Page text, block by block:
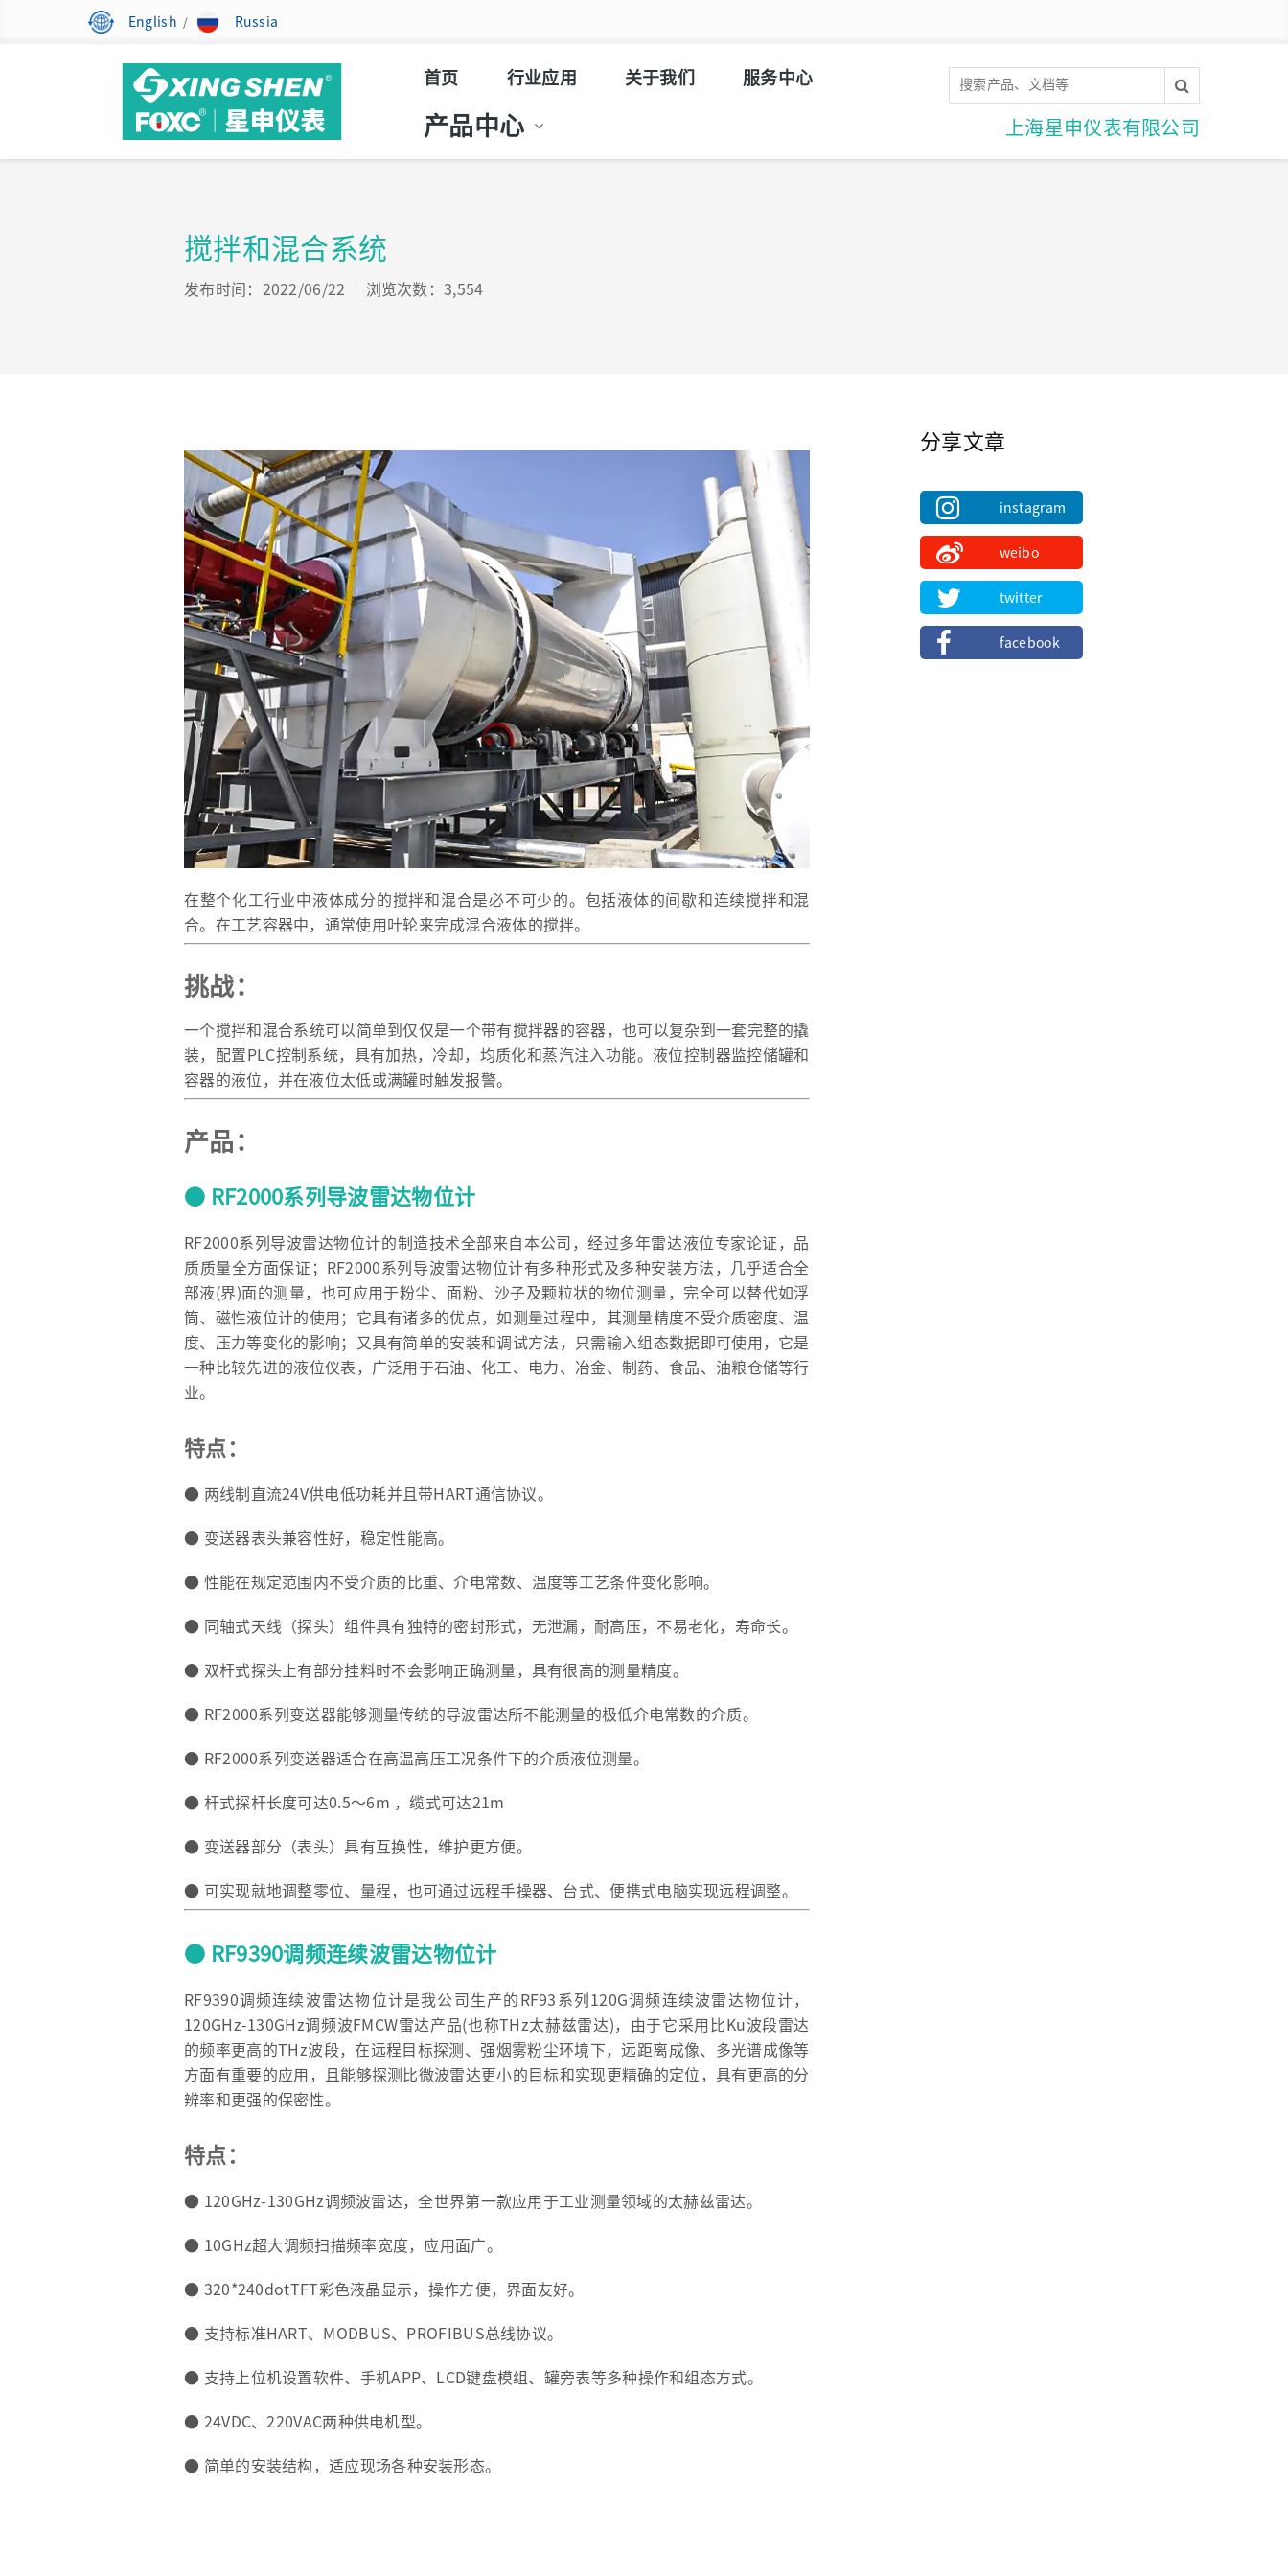
English / Russia
首页 行业应用 关于我们 服务中心
产品中心 上海星申仪表有限公司
搅拌和混合系统
发布时间：2022/06/22 浏览次数：3,554
在整个化工行业中液体成分的搅拌和混合是必不可少的。包括液体的间歇和连续搅拌和混
合。在工艺容器中，通常使用叶轮来完成混合液体的搅拌。
挑战：
一个搅拌和混合系统可以简单到仅仅是一个带有搅拌器的容器，也可以复杂到一套完整的撬
装，配置PLC控制系统，具有加热，冷却，均质化和蒸汽注入功能。液位控制器监控储罐和
容器的液位，并在液位太低或满罐时触发报警。
产品：
● RF2000系列导波雷达物位计
RF2000系列导波雷达物位计的制造技术全部来自本公司，经过多年雷达液位专家论证，品
质质量全方面保证；RF2000系列导波雷达物位计有多种形式及多种安装方法，几乎适合全
部液(界)面的测量，也可应用于粉尘、面粉、沙子及颗粒状的物位测量，完全可以替代如浮
筒、磁性液位计的使用；它具有诸多的优点，如测量过程中，其测量精度不受介质密度、温
度、压力等变化的影响；又具有简单的安装和调试方法，只需输入组态数据即可使用，它是
一种比较先进的液位仪表，广泛用于石油、化工、电力、冶金、制药、食品、油粮仓储等行
业。
特点：
● 两线制直流24V供电低功耗并且带HART通信协议。
● 变送器表头兼容性好，稳定性能高。
● 性能在规定范围内不受介质的比重、介电常数、温度等工艺条件变化影响。
● 同轴式天线（探头）组件具有独特的密封形式，无泄漏，耐高压，不易老化，寿命长。
● 双杆式探头上有部分挂料时不会影响正确测量，具有很高的测量精度。
● RF2000系列变送器能够测量传统的导波雷达所不能测量的极低介电常数的介质。
● RF2000系列变送器适合在高温高压工况条件下的介质液位测量。
● 杆式探杆长度可达0.5～6m ，缆式可达21m
● 变送器部分（表头）具有互换性，维护更方便。
● 可实现就地调整零位、量程，也可通过远程手操器、台式、便携式电脑实现远程调整。
● RF9390调频连续波雷达物位计
RF9390调频连续波雷达物位计是我公司生产的RF93系列120G调频连续波雷达物位计，
120GHz-130GHz调频波FMCW雷达产品(也称THz太赫兹雷达)，由于它采用比Ku波段雷达
的频率更高的THz波段，在远程目标探测、强烟雾粉尘环境下，远距离成像、多光谱成像等
方面有重要的应用，且能够探测比微波雷达更小的目标和实现更精确的定位，具有更高的分
辨率和更强的保密性。
特点：
● 120GHz-130GHz调频波雷达，全世界第一款应用于工业测量领域的太赫兹雷达。
● 10GHz超大调频扫描频率宽度，应用面广。
● 320*240dotTFT彩色液晶显示，操作方便，界面友好。
● 支持标准HART、MODBUS、PROFIBUS总线协议。
● 支持上位机设置软件、手机APP、LCD键盘模组、罐旁表等多种操作和组态方式。
● 24VDC、220VAC两种供电机型。
● 简单的安装结构，适应现场各种安装形态。
分享文章
instagram
weibo
twitter
facebook